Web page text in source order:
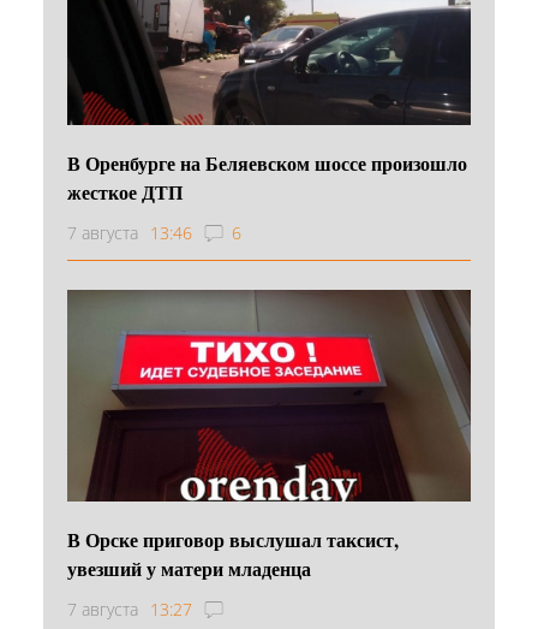
В Оренбурге на Беляевском шоссе произошло
жесткое ДТП
7 августа 13:46 6
В Орске приговор выслушал таксист,
увезший у матери младенца
7 августа 13:27